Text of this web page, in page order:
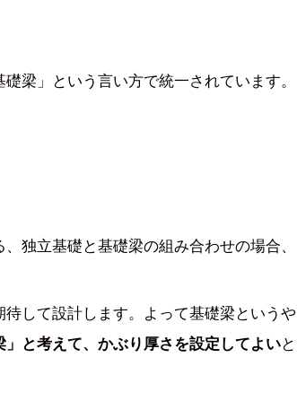
梁」という言い方で統一されています。
独立基礎と基礎梁の組み合わせの場合、
して設計します。よって基礎梁というや
」と考えて、かぶり厚さを設定してよいと